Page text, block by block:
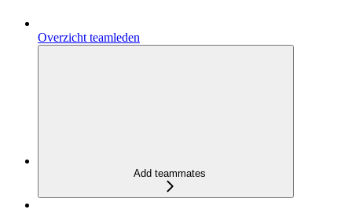
Overzicht teamleden
Add teammates